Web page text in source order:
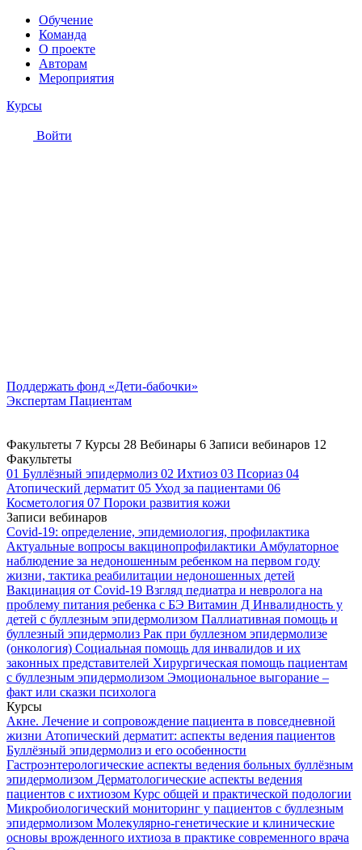
Обучение
Команда
О проекте
Авторам
Мероприятия
Курсы
Войти
Поддержать фонд «Дети-бабочки»
Экспертам Пациентам
Факультеты 7 Курсы 28 Вебинары 6 Записи вебинаров 12
Факультеты
01 Буллёзный эпидермолиз 02 Ихтиоз 03 Псориаз 04
Атопический дерматит 05 Уход за пациентами 06
Косметология 07 Пороки развития кожи
Записи вебинаров
Covid-19: определение, эпидемиология, профилактика
Актуальные вопросы вакцинопрофилактики Амбулаторное
наблюдение за недоношенным ребенком на первом году
жизни, тактика реабилитации недоношенных детей
Вакцинация от Covid-19 Взгляд педиатра и невролога на
проблему питания ребенка с БЭ Витамин Д Инвалидность у
детей с буллезным эпидермолизом Паллиативная помощь и
буллезный эпидермолиз Рак при буллезном эпидермолизе
(онкология) Социальная помощь для инвалидов и их
законных представителей Хирургическая помощь пациентам
с буллезным эпидермолизом Эмоциональное выгорание –
факт или сказки психолога
Курсы
Акне. Лечение и сопровождение пациента в повседневной
жизни Атопический дерматит: аспекты ведения пациентов
Буллёзный эпидермолиз и его особенности
Гастроэнтерологические аспекты ведения больных буллёзным
эпидермолизом Дерматологические аспекты ведения
пациентов с ихтиозом Курс общей и практической подологии
Микробиологический мониторинг у пациентов с буллезным
эпидермолизом Молекулярно-генетические и клинические
основы врожденного ихтиоза в практике современного врача